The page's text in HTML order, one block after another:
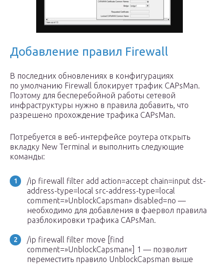
Добавление правил Firewall
В последних обновлениях в конфигурациях
по умолчанию Firewall блокирует трафик CAPsMan.
Поэтому для бесперебойной работы сетевой
инфраструктуры нужно в правила добавить, что
разрешено прохождение трафика CAPsMan.
Потребуется в веб-интерфейсе роутера открыть
вкладку New Terminal и выполнить следующие
команды:
/ip firewall filter add action=accept chain=input dst-
address-type=local src-address-type=local
comment=»UnblockCapsman» disabled=no —
необходимо для добавления в фаервол правила
разблокировки трафика CAPsMan.
/ip firewall filter move [find
comment=»UnblockCapsman«] 1 — позволит
переместить правило UnblockCapsman выше